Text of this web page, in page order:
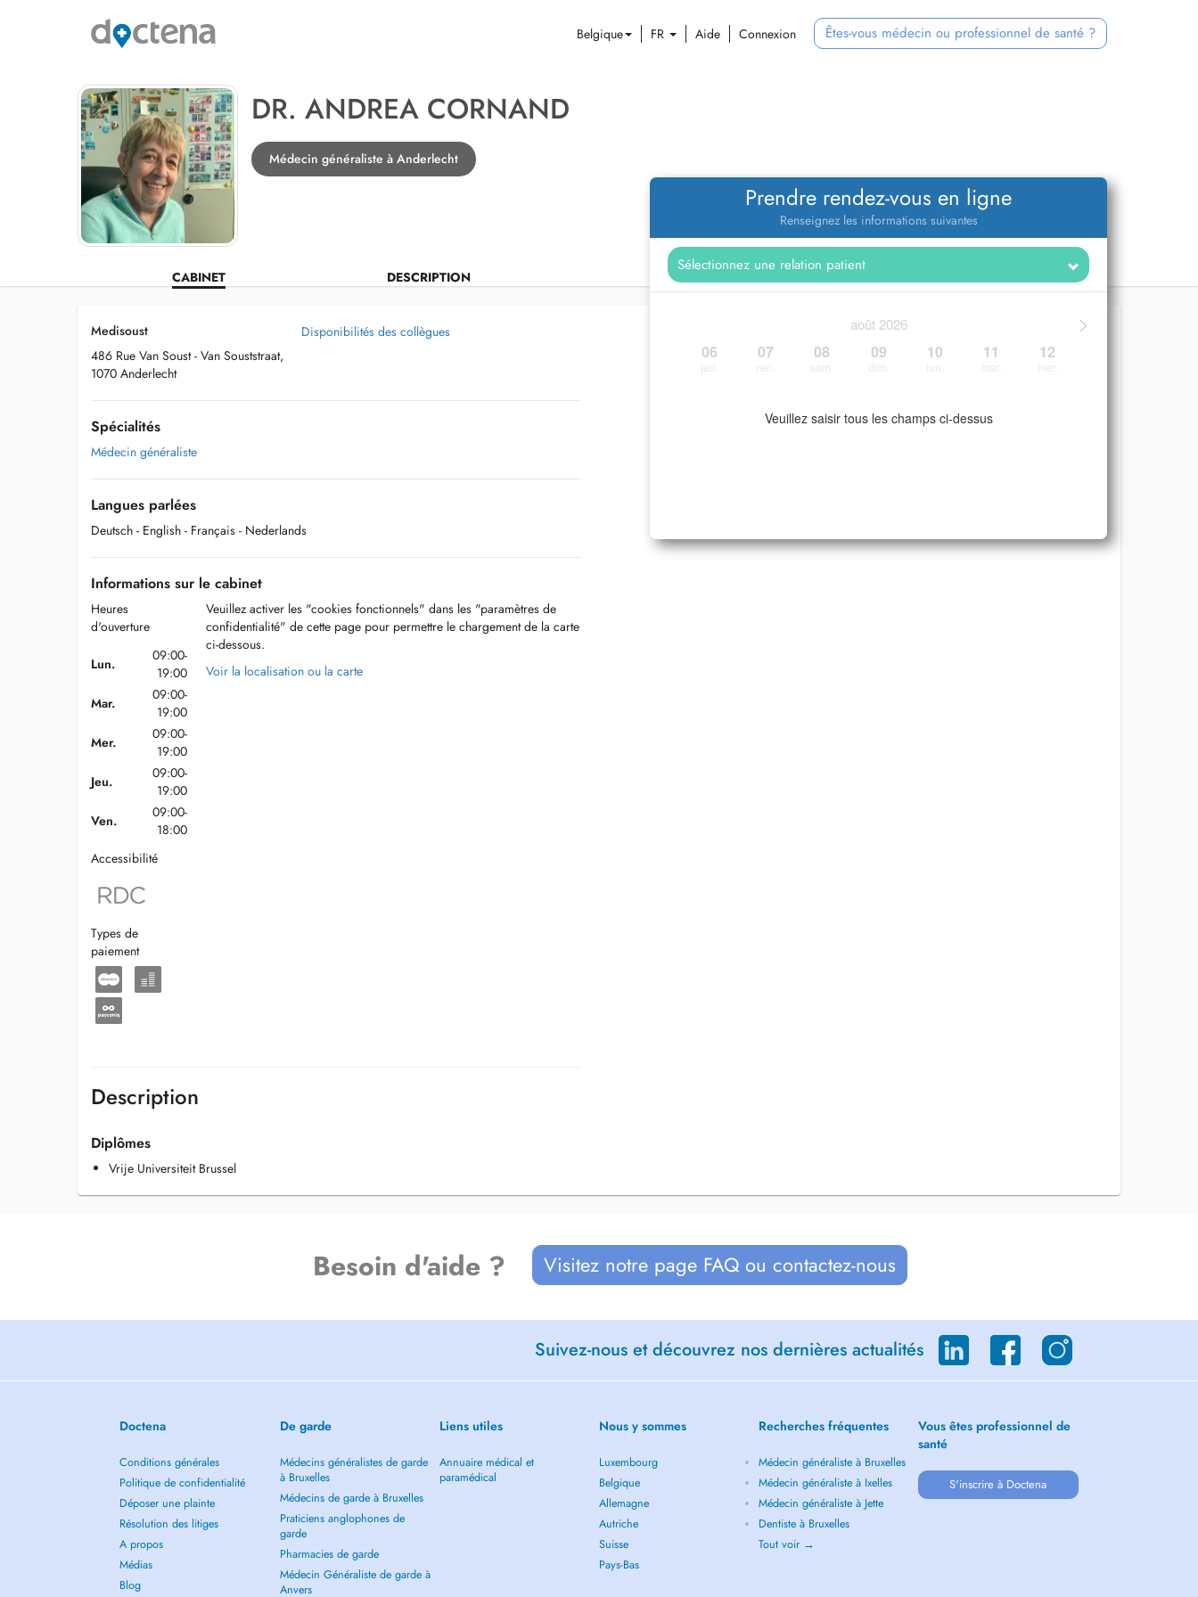
Belgique FR Aide Connexion Êtes-vous médecin ou professionnel de santé ?
DR. ANDREA CORNAND
Médecin généraliste à Anderlecht
CABINET DESCRIPTION
Prendre rendez-vous en ligne
Renseignez les informations suivantes
>
août 2026
06 07 08 09 10 11 12
Veuillez saisir tous les champs ci-dessus
Medisoust
486 Rue Van Soust - Van Souststraat,
1070 Anderlecht
Disponibilités des collègues
Spécialités
Médecin généraliste
Langues parlées
Deutsch - English - Français - Nederlands
Informations sur le cabinet
Heures
d'ouverture
Lun.
09:00-
19:00
Mar.
09:00-
19:00
Mer.
09:00-
19:00
Jeu.
09:00-
19:00
Ven.
09:00-
18:00
Accessibilité
Types de
paiement
Veuillez activer les "cookies fonctionnels" dans les "paramètres de
confidentialité" de cette page pour permettre le chargement de la carte
ci-dessous.
Voir la localisation ou la carte
Description
Diplômes
Vrije Universiteit Brussel
Besoin d'aide ? Visitez notre page FAQ ou contactez-nous
Suivez-nous et découvrez nos dernières actualités
Doctena
Conditions générales
Politique de confidentialité
Déposer une plainte
Résolution des litiges
A propos
Médias
Blog
De garde
Médecins généralistes de garde
à Bruxelles
Médecins de garde à Bruxelles
Praticiens anglophones de
garde
Pharmacies de garde
Médecin Généraliste de garde à
Anvers
Liens utiles
Annuaire médical et
paramédical
Nous y sommes
Luxembourg
Belgique
Allemagne
Autriche
Suisse
Pays-Bas
Recherches fréquentes
Médecin généraliste à Bruxelles
Médecin généraliste à Ixelles
Médecin généraliste à Jette
Dentiste à Bruxelles
Tout voir →
Vous êtes professionnel de
santé
S'inscrire à Doctena